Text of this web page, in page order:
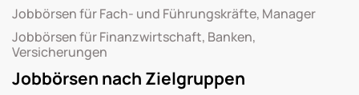
Jobbörsen für Fach- und Führungskräfte, Manager
Jobbörsen für Finanzwirtschaft, Banken,
Versicherungen
Jobbörsen nach Zielgruppen